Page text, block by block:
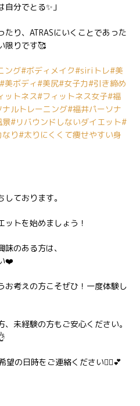
分でとる✨」
り、ATRASにいくことであった
限りです🥰
ング#ボディメイク#siriトレ#美
#美ボディ#美尻#女子力#引き締め
ットネス#フィットネス女子#福
ルトレーニング#福井パーソナ
景#リバウンドしないダイエット#
り#太りにくくて痩せやすい身
ております。
トを始めましょう！
のある方は、
❤️
お考えの方こそぜひ！一度体験し
未経験の方もご安心ください。
望の日時をご連絡ください💁‍♀️💕